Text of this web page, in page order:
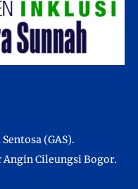
(GAS).
Angin Cileungsi Bogor.